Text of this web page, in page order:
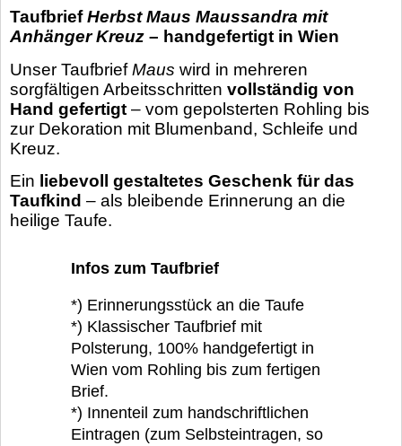
TaufbriefHerbst Maus Maussandra mit
Anhänger Kreuz – handgefertigt in Wien
Unser TaufbriefMaus wird in mehreren
sorgfältigen Arbeitsschritten vollständig von
Hand gefertigt – vom gepolsterten Rohling bis
zur Dekoration mit Blumenband, Schleife und
Kreuz.
Ein liebevoll gestaltetes Geschenk für das
Taufkind – als bleibende Erinnerung an die
heilige Taufe.
Infos zum Taufbrief
*) Erinnerungsstück an die Taufe
*) Klassischer Taufbrief mit
Polsterung, 100% handgefertigt in
Wien vom Rohling bis zum fertigen
Brief.
*) Innenteil zum handschriftlichen
Eintragen (zum Selbsteintragen, so